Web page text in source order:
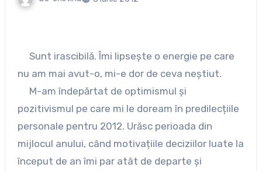
Sunt irascibilă. Îmi lipsește o energie pe care
nu am mai avut-o, mi-e dor de ceva neștiut.
M-am îndepărtat de optimismul și
pozitivismul pe care mi le doream în predilecțiile
personale pentru 2012. Urăsc perioada din
mijlocul anului, când motivațiile deciziilor luate la
început de an îmi par atât de departe și